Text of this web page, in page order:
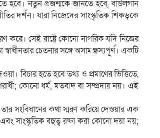
হবে। নতুন প্রজন্মকে জানতে হবে, বাউলগান
দর্শন। যারা নিজেদের সাংস্কৃতিক শিকড়কে
করে। সেই রাষ্ট্রে কোনো নাগরিক যদি নিজের
চেতনার সঙ্গে অসামঞ্জস্যপূর্ণ। একটি
বিচার হতে হবে তথ্য ও প্রমাণের ভিত্তিতে,
কোনো ধর্ম, মতবাদ বা সম্প্রদায় নয়। এই
সংবিধানের কথা স্মরণ করিয়ে দেওয়ার এক
সাংস্কৃতিক বহুত্ব রক্ষা করা কোনো দয়া নয়;